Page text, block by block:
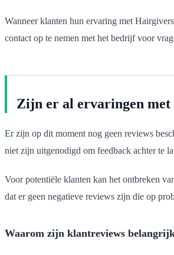
Wanneer klanten hun ervaring met
contact op te nemen met het bedrijf voor
Zijn er al ervaringen
Er zijn op dit moment nog geen reviews
niet zijn uitgenodigd om feedback achter te
Voor potentiële klanten kan het ontbreken
dat er geen negatieve reviews zijn die op
Waarom zijn klantreviews